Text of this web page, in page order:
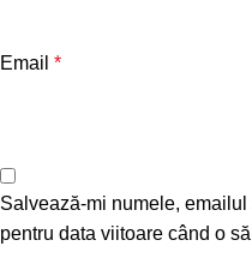
Email *
Salvează-mi numele,
pentru data viitoare când o